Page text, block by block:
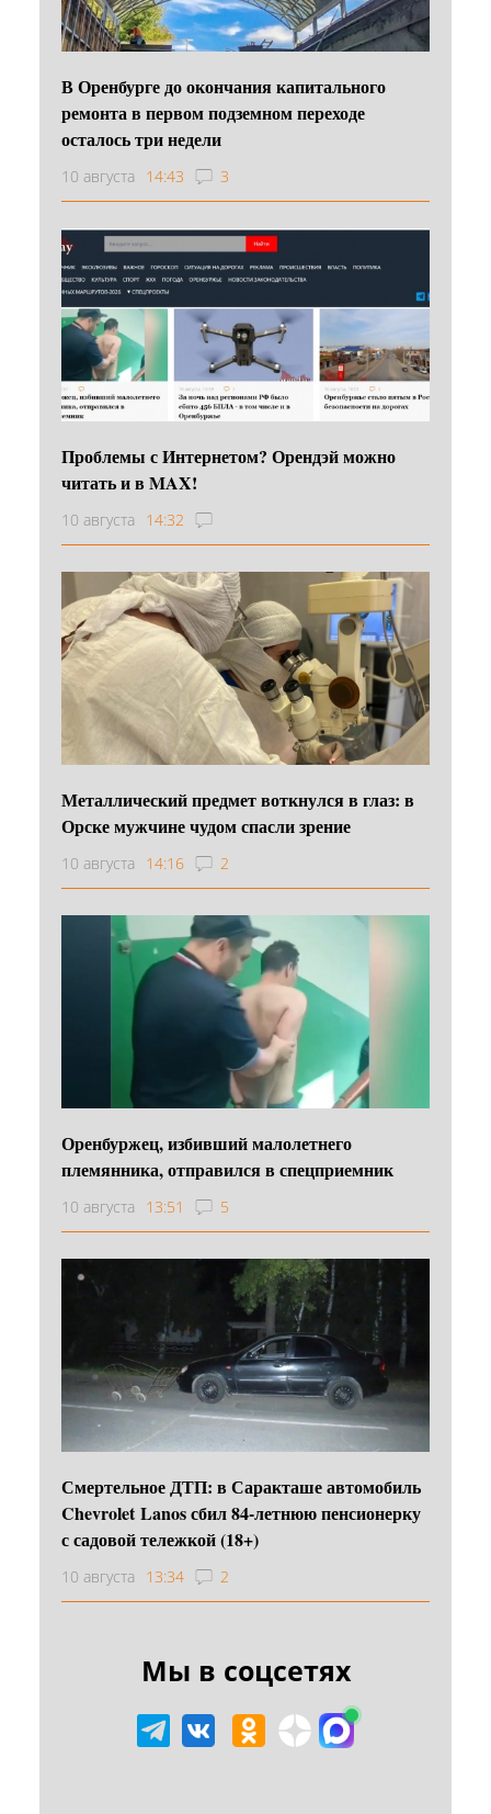
В Оренбурге до окончания капитального
ремонта в первом подземном переходе
осталось три недели
10 августа 14:43 3
Проблемы с Интернетом? Орендэй можно
читать и в MAX!
10 августа 14:32
Металлический предмет воткнулся в глаз: в
Орске мужчине чудом спасли зрение
10 августа 14:16 2
Оренбуржец, избивший малолетнего
племянника, отправился в спецприемник
10 августа 13:51 5
Смертельное ДТП: в Саракташе автомобиль
Chevrolet Lanos сбил 84-летнюю пенсионерку
с садовой тележкой (18+)
10 августа 13:34 2
Мы в соцсетях